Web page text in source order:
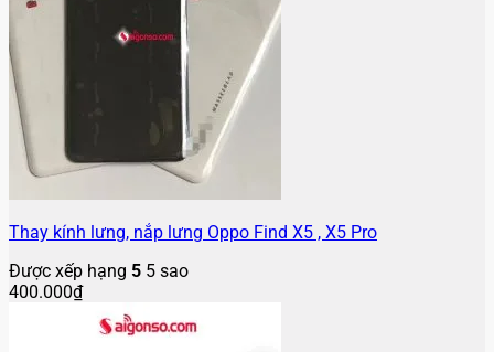
Thay kính lưng, nắp lưng Oppo Find X5 , X5 Pro
Được xếp hạng 5 5 sao
400.000₫